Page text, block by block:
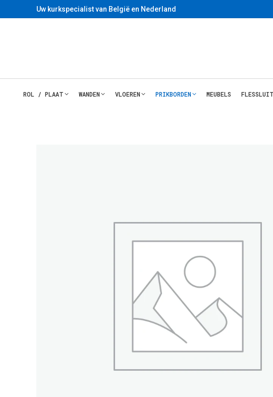
Uw kurkspecialist van België en Nederland
ROL / PLAAT WANDEN VLOEREN PRIKBORDEN MEUBELS